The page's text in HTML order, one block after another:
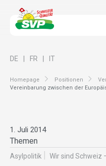
Homepage Positionen
Vereinbarung zwischen der
DE FR IT
1. Juli 2014
Themen
Asylpolitik Wir sind Schweiz